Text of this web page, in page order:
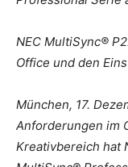
NEC MultiSync®
Office und den
München, 17.
Anforderungen im
Kreativbereich hat